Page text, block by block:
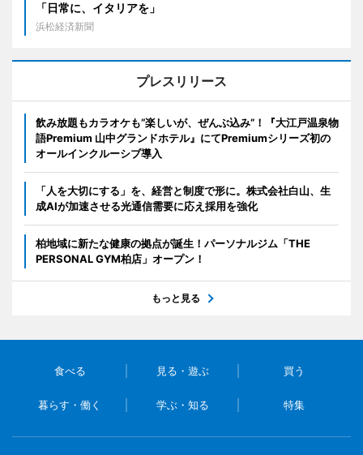
「日常に、イタリアを」
浜松経済新聞
プレスリリース
飲み放題もカラオケも“楽しいが、ぜんぶ込み”！『大江戸温泉物
語Premium 山中グランドホテル』にてPremiumシリーズ初の
オールインクルーシブ導入
「人を大切にする」を、経営と制度で形に。株式会社白山、生
成AIが加速させる光通信需要に応え採用を強化
柏地域に新たな健康の拠点が誕生！パーソナルジム「THE
PERSONAL GYM柏店」オープン！
もっと見る
食べる 見る・遊ぶ 買う
暮らす・働く 学ぶ・知る 特集